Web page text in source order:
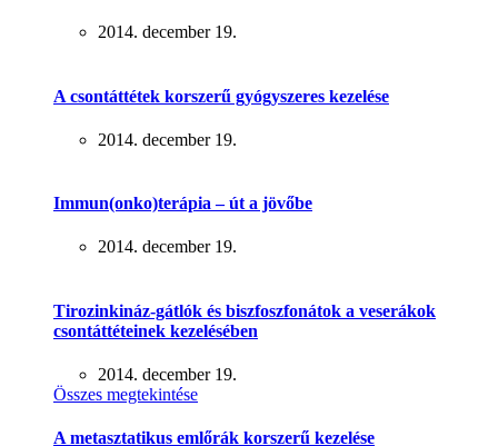
2014. december 19.
A csontáttétek korszerű gyógyszeres kezelése
2014. december 19.
Immun(onko)terápia – út a jövőbe
2014. december 19.
Tirozinkináz-gátlók és biszfoszfonátok a veserákok
csontáttéteinek kezelésében
2014. december 19.
Összes megtekintése
A metasztatikus emlőrák korszerű kezelése